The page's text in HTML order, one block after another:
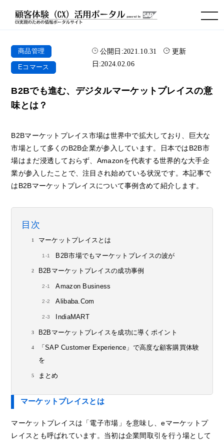
toggle navigation
商品管理
Eコマース
公開日:2021.10.31
更新
日:2024.02.06
B2Bでも進む、デジタルマーケットプレイスの意
味とは？
B2Bマーケットプレイス市場は世界中で拡大しており、巨大な
市場として多くのB2B企業が参入しています。日本ではB2B市
場はまだ浸透しておらず、Amazonを代表する世界的な大手企
業が参入したことで、注目され始めている状況です。本記事で
はB2Bマーケットプレイスについて事例含めて紹介します。
目次
マーケットプレイスとは
B2B市場でもマーケットプレイスの波が
B2Bマーケットプレイスの成功事例
Amazon Business
Alibaba.Com
IndiaMART
B2Bマーケットプレイスを成功に導くポイント
「SAP Customer Experience」で高度な顧客購買体験
を
まとめ
マーケットプレイスとは
マーケットプレイスは「電子市場」を意味し、eマーケットプ
レイスとも呼ばれています。当初は企業間取引を行う場として